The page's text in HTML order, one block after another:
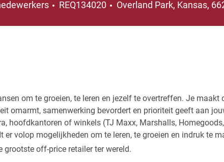
REQ134020 Plaats
Overland Park, Kansas,
om te groeien, te leren en jezelf te overtreffen. Je maakt
omarmt, samenwerking bevordert en prioriteit geeft aan
hoofdkantoren of winkels (TJ Maxx, Marshalls,
er volop mogelijkheden om te leren, te groeien en indruk te
grootste off-price retailer ter wereld.